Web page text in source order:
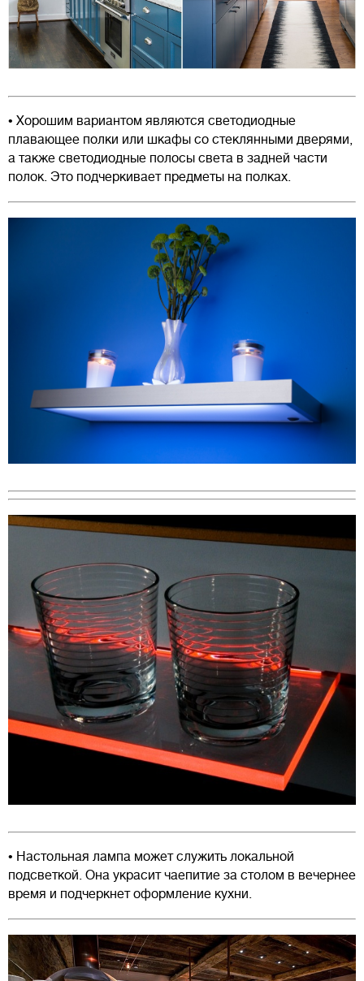
• Хорошим вариантом являются светодиодные
плавающее полки или шкафы со стеклянными дверями,
а также светодиодные полосы света в задней части
полок. Это подчеркивает предметы на полках.
• Настольная лампа может служить локальной
подсветкой. Она украсит чаепитие за столом в вечернее
время и подчеркнет оформление кухни.